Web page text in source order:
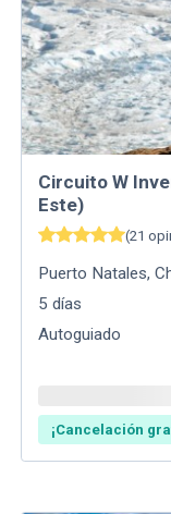
Circuito W
Este)
(21
Puerto Natales,
5 días
Autoguiado
¡Cancelación